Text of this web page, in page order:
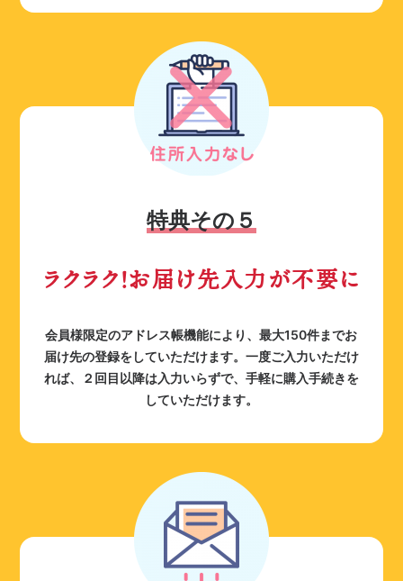
特典その５
ラクラク！お届け先入力が不要に
会員様限定のアドレス帳機能により、最大150件までお
届け先の登録をしていただけます。一度ご入力いただけ
れば、２回目以降は入力いらずで、手軽に購入手続きを
していただけます。